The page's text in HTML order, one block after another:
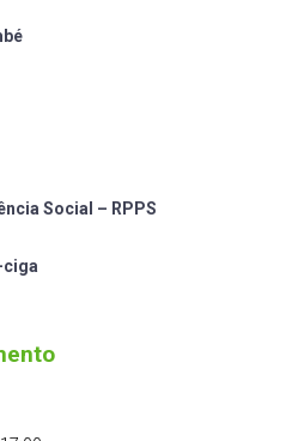
Social – RPPS
ciga